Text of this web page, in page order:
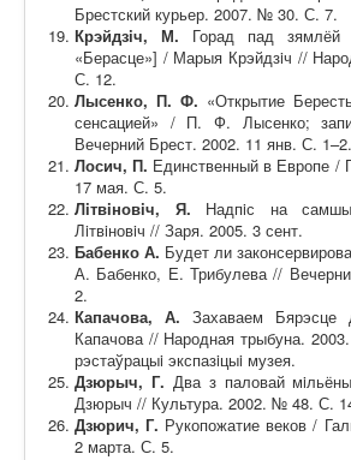
Брестский курьер. 2007. № 30. С. 7.
Крэйдзiч, М. Горад пад зямлёй
«Берасце»] / Марыя Крэйдзiч //
С. 12.
Лысенко, П. Ф. «Открытие
сенсацией» / П. Ф. Лысенко;
Вечерний Брест. 2002. 11 янв. С. 1–2.
Лосич, П. Единственный в Европе /
17 мая. С. 5.
Лiтвiновiч, Я. Надпiс на
Лiтвiновiч // Заря. 2005. 3 сент.
Бабенко А. Будет ли
А. Бабенко, Е. Трибулева //
2.
Капачова, А. Захаваем
Капачова // Народная трыбуна.
рэстаўрацыi экспазiцыi музея.
Дзюрыч, Г. Два з паловай
Дзюрыч // Культура. 2002. № 48. С.
Дзюрич, Г. Рукопожатие веков /
2 марта. С. 5.